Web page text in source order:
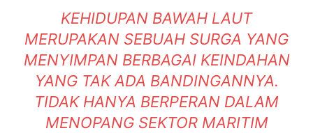
KEHIDUPAN BAWAH LAUT
MERUPAKAN SEBUAH SURGA YANG
MENYIMPAN BERBAGAI KEINDAHAN
YANG TAK ADA BANDINGANNYA.
TIDAK HANYA BERPERAN DALAM
MENOPANG SEKTOR MARITIM